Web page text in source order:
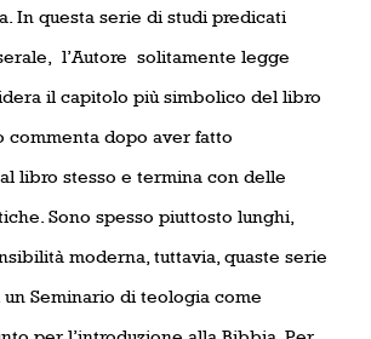
In questa serie di studi predicati
l’Autore solitamente legge
il capitolo più simbolico del libro
commenta dopo aver fatto
libro stesso e termina con delle
Sono spesso piuttosto lunghi,
moderna, tuttavia, quaste serie
un Seminario di teologia come